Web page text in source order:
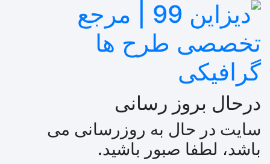
درحال بروز رسانی
سایت در حال به روزرسانی می
باشد، لطفا صبور باشید.